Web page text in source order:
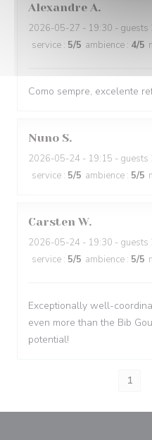
Alexandre A
2026-05-27 - 19:30 - guests
service : 5/5 ambience : 4/5
Como sempre, excelente
Nuno S
2026-05-24 - 19:15 - guests
service : 5/5 ambience : 5/5
Carsten W
2026-05-24 - 19:30 - guests
service : 5/5 ambience : 5/5
Exceptionally well-
even more than the Bib
potential!
1